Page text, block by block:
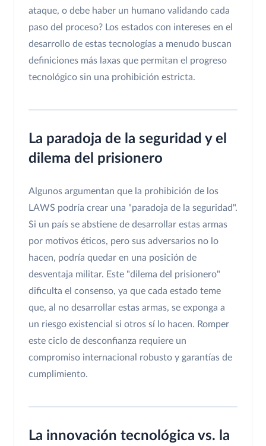
ataque, o debe haber un humano validando cada
paso del proceso? Los estados con intereses en el
desarrollo de estas tecnologías a menudo buscan
definiciones más laxas que permitan el progreso
tecnológico sin una prohibición estricta.
La paradoja de la seguridad y el
dilema del prisionero
Algunos argumentan que la prohibición de los
LAWS podría crear una "paradoja de la seguridad".
Si un país se abstiene de desarrollar estas armas
por motivos éticos, pero sus adversarios no lo
hacen, podría quedar en una posición de
desventaja militar. Este "dilema del prisionero"
dificulta el consenso, ya que cada estado teme
que, al no desarrollar estas armas, se exponga a
un riesgo existencial si otros sí lo hacen. Romper
este ciclo de desconfianza requiere un
compromiso internacional robusto y garantías de
cumplimiento.
La innovación tecnológica vs. la